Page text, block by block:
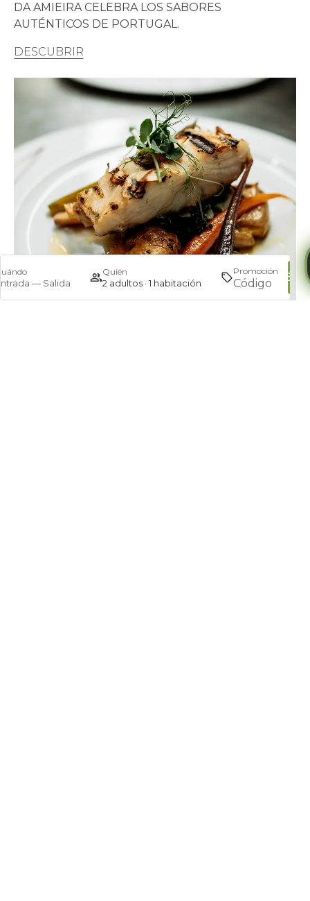
— Salida
Quién
2 adultos · 1 habitación
Promoción
DA AMIEIRA CELEBRA LOS SABORES
AUTÉNTICOS DE PORTUGAL.
DESCUBRIR